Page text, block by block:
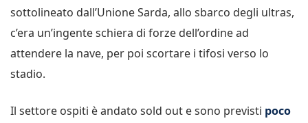
sottolineato dall’Unione Sarda, allo sbarco degli ultras,
c’era un’ingente schiera di forze dell’ordine ad
attendere la nave, per poi scortare i tifosi verso lo
stadio.
Il settore ospiti è andato sold out e sono previsti poco